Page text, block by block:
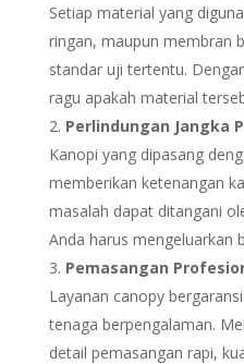
Setiap material yang
ringan, maupun membran
standar uji tertentu.
ragu apakah material
Perlindungan Jangka
Kanopi yang dipasang
memberikan ketenangan
masalah dapat ditangani
Anda harus mengeluarkan
Pemasangan
Layanan canopy
tenaga berpengalaman.
detail pemasangan rapi,